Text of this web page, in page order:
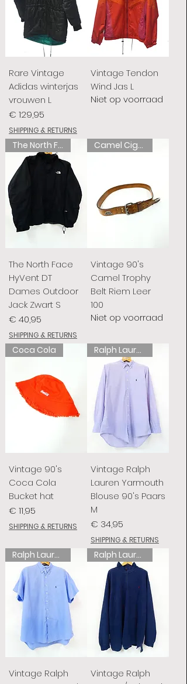
Rare Vintage
Adidas winterjas
vrouwen L
Prijs
€ 129,95
SHIPPING & RETURNS
Vintage Tendon
Wind Jas L
Niet op voorraad
The North Face
The North Face
HyVent DT
Dames Outdoor
Jack Zwart S
Prijs
€ 40,95
SHIPPING & RETURNS
Camel Cigarettes
Vintage 90's
Camel Trophy
Belt Riem Leer
100
Niet op voorraad
Coca Cola
Vintage 90's
Coca Cola
Bucket hat
Prijs
€ 11,95
SHIPPING & RETURNS
Ralph Lauren
Vintage Ralph
Lauren Yarmouth
Blouse 90's Paars
M
Prijs
€ 34,95
SHIPPING & RETURNS
Ralph Lauren
Vintage Ralph
Ralph Lauren
Vintage Ralph